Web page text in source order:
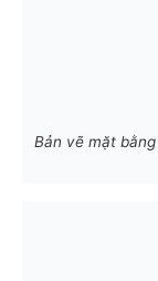
Bản vẽ mặt